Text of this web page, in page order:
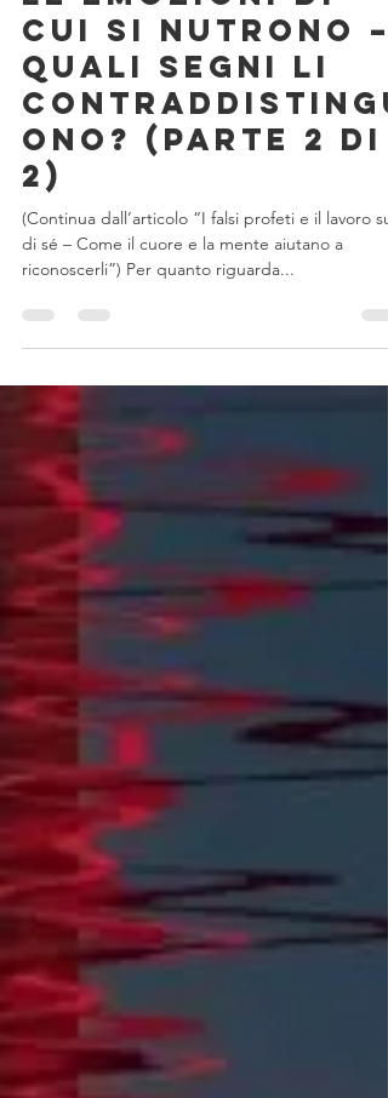
Alchimia Trasmutativa
I falsi profeti e
le emozioni di
cui si nutrono –
Quali segni li
ono? (parte 2 di
2)
(Continua dall’articolo “I falsi profeti e il lavoro su
di sé – Come il cuore e la mente aiutano a